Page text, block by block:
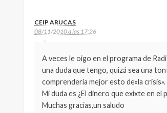
CEIP ARUCAS
08/11/2010 a las 17:26
A veces le oigo en el programa de
una duda que tengo, quizá sea una
comprendería mejor esto de»la crisis».
Mi duda es ¿El dinero que exixte en el
Muchas gracias,un saludo